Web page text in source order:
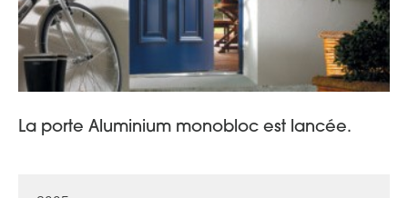
La porte Aluminium monobloc est lancée.